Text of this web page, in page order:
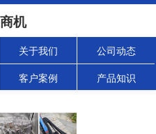
机
关于我们 公司动态
客户案例 产品知识